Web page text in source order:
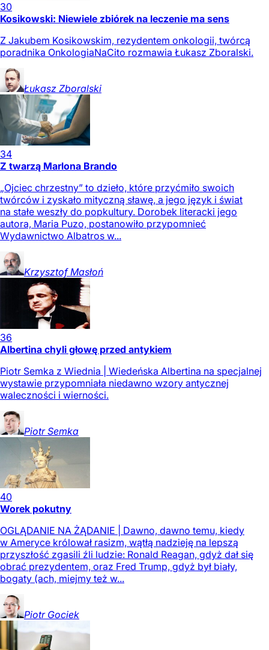
30
Kosikowski: Niewiele zbiórek na leczenie ma sens
Z Jakubem Kosikowskim, rezydentem onkologii, twórcą
poradnika OnkologiaNaCito rozmawia Łukasz Zboralski.
Łukasz Zboralski
34
Z twarzą Marlona Brando
„Ojciec chrzestny” to dzieło, które przyćmiło swoich
twórców i zyskało mityczną sławę, a jego język i świat
na stałe weszły do popkultury. Dorobek literacki jego
autora, Maria Puzo, postanowiło przypomnieć
Wydawnictwo Albatros w...
Krzysztof Masłoń
36
Albertina chyli głowę przed antykiem
Piotr Semka z Wiednia | Wiedeńska Albertina na specjalnej
wystawie przypomniała niedawno wzory antycznej
waleczności i wierności.
Piotr Semka
40
Worek pokutny
OGLĄDANIE NA ŻĄDANIE | Dawno, dawno temu, kiedy
w Ameryce królował rasizm, wątłą nadzieję na lepszą
przyszłość zgasili źli ludzie: Ronald Reagan, gdyż dał się
obrać prezydentem, oraz Fred Trump, gdyż był biały,
bogaty (ach, miejmy też w...
Piotr Gociek